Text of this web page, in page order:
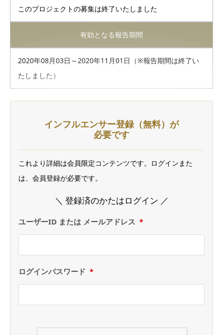
このプロジェクトの募集は終了いたしました
有効となる報告期間
2020年08月03日～2020年11月01日（※報告期間は終了い
たしました）
インフルエンサー登録（無料）が
必要です
これより詳細は会員限定コンテンツです。ログインまた
は、会員登録が必要です。
＼ 登録済のかたはログイン ／
ユーザーID または メールアドレス *
ログインパスワード *